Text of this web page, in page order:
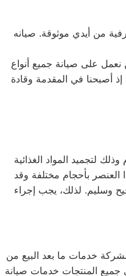
من أيدي موثوقة. صيانه
نعمل على صيانة جميع أنواع
المنتجات لا تقتصر على هؤلاء فحسب، إذ أصبحنا في المقدمة وقادة
لتجميد المواد الغذائية
العنصر بأحجام مختلفة وقد
وسليم. لذلك، يجب إجراء
خدمات ما بعد البيع من
كانت ( ثلاجة – غسالة – بوتاجاز – ديب فريزر ) وتضمن الشركة كافة منتجاتها بضمان ساري لمدة 5 سنوات علي جميع المنتجات خدمات صيانة